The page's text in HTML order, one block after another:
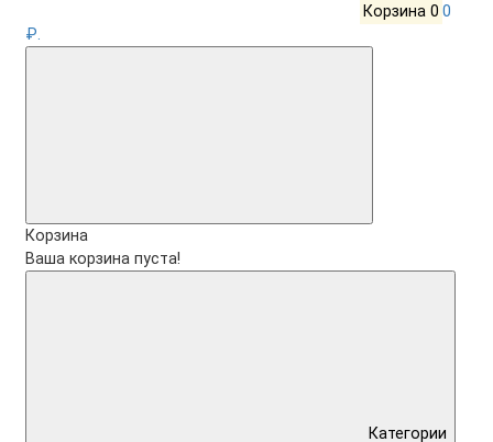
Корзина 0 0
₽.
Корзина
Ваша корзина пуста!
Категории